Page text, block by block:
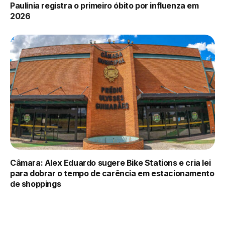
Paulínia registra o primeiro óbito por influenza em
2026
Câmara: Alex Eduardo sugere Bike Stations e cria lei
para dobrar o tempo de carência em estacionamento
de shoppings